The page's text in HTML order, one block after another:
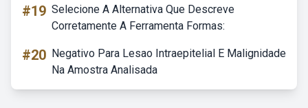
#19 Selecione A Alternativa Que Descreve
Corretamente A Ferramenta Formas:
#20 Negativo Para Lesao Intraepitelial E Malignidade
Na Amostra Analisada